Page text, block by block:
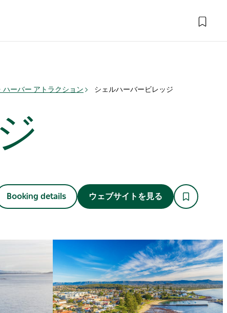
ハーバー アトラクション シェルハーバービレッジ
Booking details ウェブサイトを見る